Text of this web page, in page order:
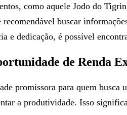
como aquele Jodo do
recomendável buscar
e dedicação, é possível
de Renda
promissora para quem
a produtividade. Isso